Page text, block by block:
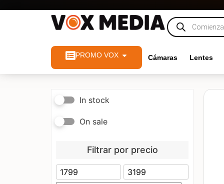
PROMO VOX Cámaras Lentes
In stock
On sale
Filtrar por precio